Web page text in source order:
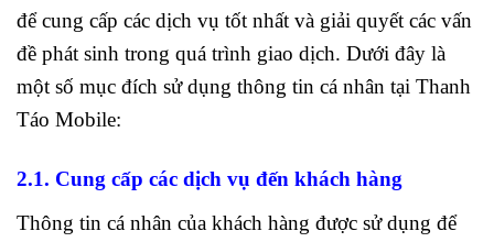
để cung cấp các dịch vụ tốt nhất và giải quyết các vấn
đề phát sinh trong quá trình giao dịch. Dưới đây là
một số mục đích sử dụng thông tin cá nhân tại Thanh
Táo Mobile:
2.1. Cung cấp các dịch vụ đến khách hàng
Thông tin cá nhân của khách hàng được sử dụng để